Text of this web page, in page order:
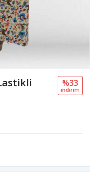
%33
i̇ndi̇ri̇m